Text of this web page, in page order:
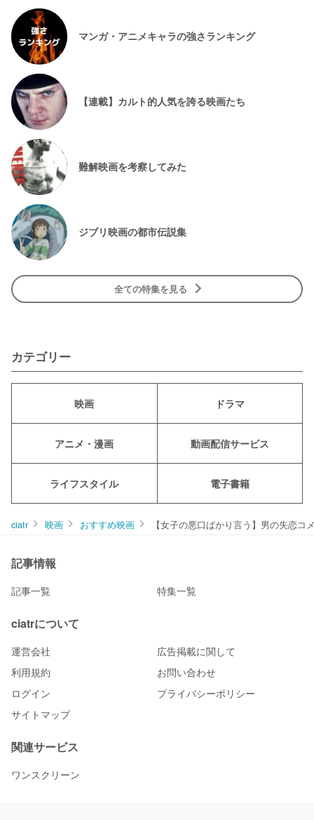
マンガ・アニメキャラの強さランキング
【連載】カルト的人気を誇る映画たち
難解映画を考察してみた
ジブリ映画の都市伝説集
全ての特集を見る
カテゴリー
映画 ドラマ
アニメ・漫画 動画配信サービス
ライフスタイル 電子書籍
ciatr 映画 おすすめ映画 【女子の悪口ばかり言う】男の失恋コ
記事情報
記事一覧 特集一覧
ciatrについて
運営会社
広告掲載に関して
利用規約
お問い合わせ
ログイン
プライバシーポリシー
サイトマップ
関連サービス
ワンスクリーン